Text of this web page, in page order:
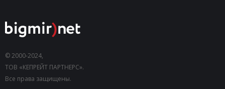
© 2000-2024,
ТОВ «КЕПРЕЙТ ПАРТНЕРС».
Все права защищены.